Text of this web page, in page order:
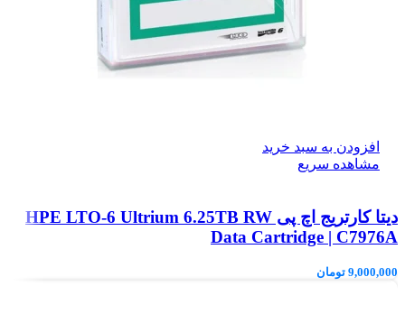
افزودن به سبد خرید
مشاهده سریع
دیتا کارتریج اچ پی HPE LTO‑6 Ultrium 6.25TB RW
Data Cartridge | C7976A
9,000,000 تومان